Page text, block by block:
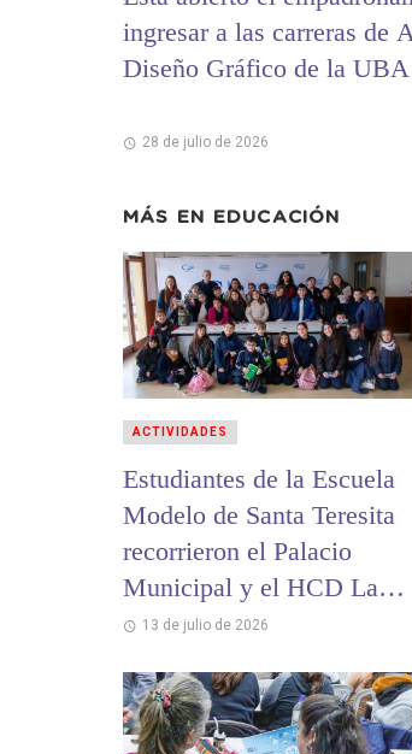
ingresar a las carreras de
Diseño Gráfico de la UBA
28 de julio de 2026
MÁS EN EDUCACIÓN
Estudiantes de la Escuela
Modelo de Santa Teresita
recorrieron el Palacio
Municipal y el HCD La
Costa
13 de julio de 2026
ACTIVIDADES